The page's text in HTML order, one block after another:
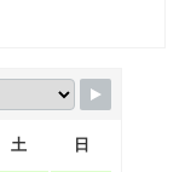
土 日